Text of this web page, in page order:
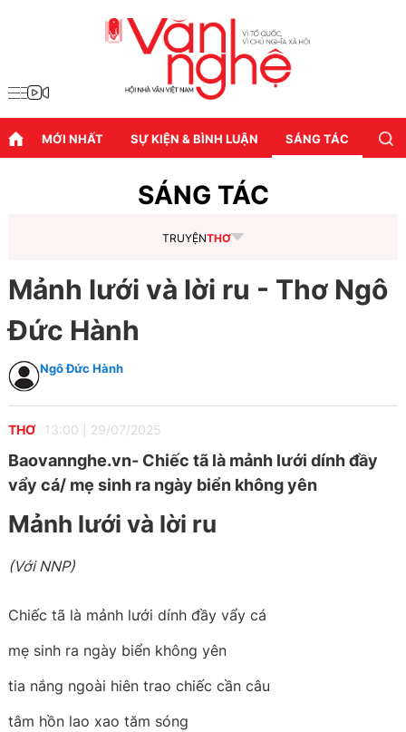
MỚI NHẤT SỰ KIỆN & BÌNH LUẬN SÁNG TÁC
SÁNG TÁC
TRUYỆNTHƠ
Mảnh lưới và lời ru - Thơ Ngô
Đức Hành
Ngô Đức Hành
THƠ 13:00 29/07/2025
Baovannghe.vn- Chiếc tã là mảnh lưới dính đầy
vẩy cá/ mẹ sinh ra ngày biển không yên
Mảnh lưới và lời ru
(Với NNP)
Chiếc tã là mảnh lưới dính đầy vẩy cá
mẹ sinh ra ngày biển không yên
tia nắng ngoài hiên trao chiếc cần câu
tâm hồn lao xao tăm sóng